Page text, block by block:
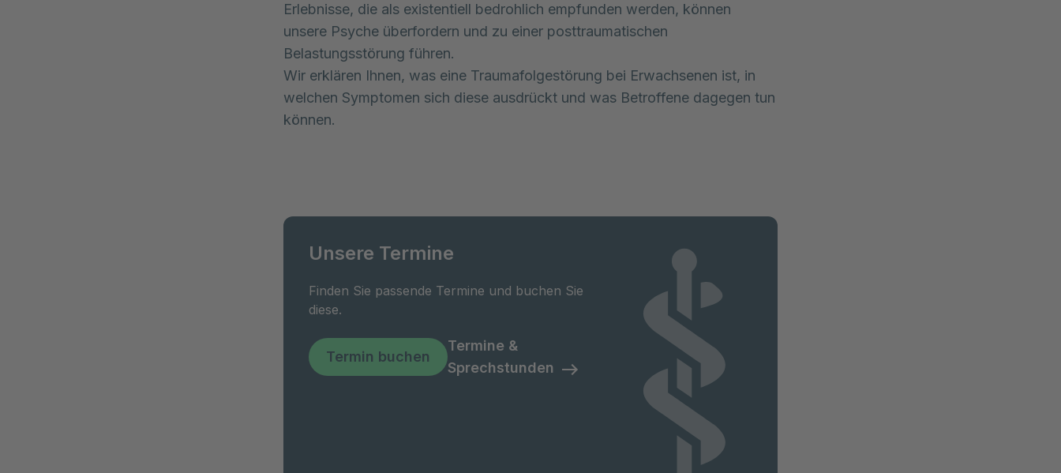
Erlebnisse, die als existentiell bedrohlich empfunden werden, können
unsere Psyche überfordern und zu einer posttraumatischen
Belastungsstörung führen.
Wir erklären Ihnen, was eine Traumafolgestörung bei Erwachsenen ist, in
welchen Symptomen sich diese ausdrückt und was Betroffene dagegen tun
können.
Unsere Termine
Finden Sie passende Termine und buchen Sie
diese.
Termin buchen
Termine &
Sprechstunden